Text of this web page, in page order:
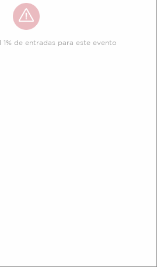
1% de entradas para este evento